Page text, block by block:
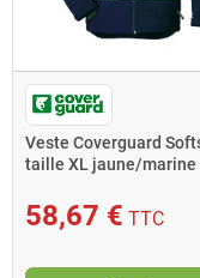
Veste Coverguard
taille XL jaune/marine
58,67 € TTC